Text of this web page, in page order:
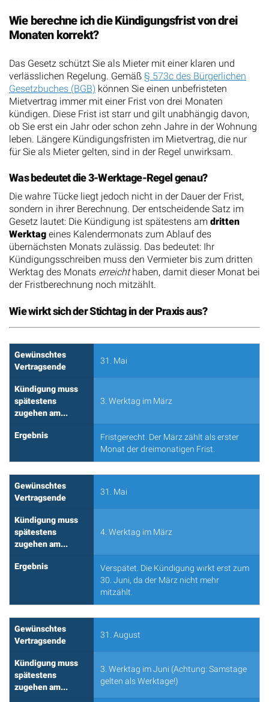
Wie berechne ich die Kündigungsfrist von drei
Monaten korrekt?
Das Gesetz schützt Sie als Mieter mit einer klaren und
verlässlichen Regelung. Gemäß § 573c des Bürgerlichen
Gesetzbuches (BGB) können Sie einen unbefristeten
Mietvertrag immer mit einer Frist von drei Monaten
kündigen. Diese Frist ist starr und gilt unabhängig davon,
ob Sie erst ein Jahr oder schon zehn Jahre in der Wohnung
leben. Längere Kündigungsfristen im Mietvertrag, die nur
für Sie als Mieter gelten, sind in der Regel unwirksam.
Was bedeutet die 3-Werktage-Regel genau?
Die wahre Tücke liegt jedoch nicht in der Dauer der Frist,
sondern in ihrer Berechnung. Der entscheidende Satz im
Gesetz lautet: Die Kündigung ist spätestens am dritten
Werktag eines Kalendermonats zum Ablauf des
übernächsten Monats zulässig. Das bedeutet: Ihr
Kündigungsschreiben muss den Vermieter bis zum dritten
Werktag des Monats erreichthaben, damit dieser Monat bei
der Fristberechnung noch mitzählt.
Wie wirkt sich der Stichtag in der Praxis aus?
Gewünschtes
Vertragsende
31. Mai
Kündigung muss
spätestens
zugehen am...
3. Werktag im März
Ergebnis
Fristgerecht. Der März zählt als erster
Monat der dreimonatigen Frist.
Gewünschtes
Vertragsende
31. Mai
Kündigung muss
spätestens
zugehen am...
4. Werktag im März
Ergebnis
Verspätet. Die Kündigung wirkt erst zum
30. Juni, da der März nicht mehr
mitzählt.
Gewünschtes
Vertragsende
31. August
Kündigung muss
spätestens
zugehen am...
3. Werktag im Juni (Achtung: Samstage
gelten als Werktage!)